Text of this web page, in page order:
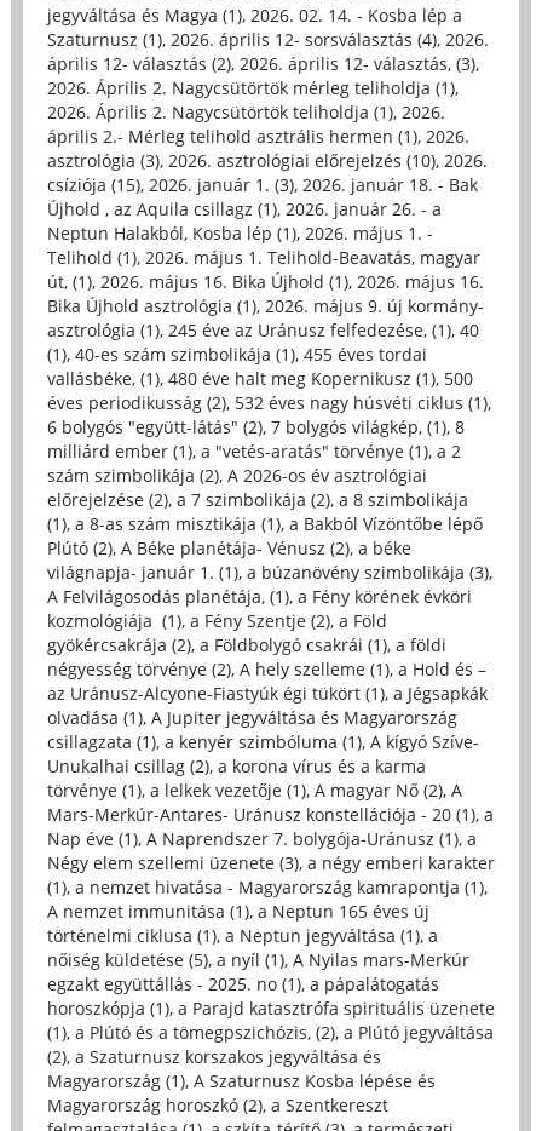
jegyváltása és Magya (1), 2026. 02. 14. - Kosba lép a
Szaturnusz (1), 2026. április 12- sorsválasztás (4), 2026.
április 12- választás (2), 2026. április 12- választás, (3),
2026. Április 2. Nagycsütörtök mérleg teliholdja (1),
2026. Április 2. Nagycsütörtök teliholdja (1), 2026.
április 2.- Mérleg telihold asztrális hermen (1), 2026.
asztrológia (3), 2026. asztrológiai előrejelzés (10), 2026.
csíziója (15), 2026. január 1. (3), 2026. január 18. - Bak
Újhold , az Aquila csillagz (1), 2026. január 26. - a
Neptun Halakból, Kosba lép (1), 2026. május 1. -
Telihold (1), 2026. május 1. Telihold-Beavatás, magyar
út, (1), 2026. május 16. Bika Újhold (1), 2026. május 16.
Bika Újhold asztrológia (1), 2026. május 9. új kormány-
asztrológia (1), 245 éve az Uránusz felfedezése, (1), 40
(1), 40-es szám szimbolikája (1), 455 éves tordai
vallásbéke, (1), 480 éve halt meg Kopernikusz (1), 500
éves periodikusság (2), 532 éves nagy húsvéti ciklus (1),
6 bolygós "együtt-látás" (2), 7 bolygós világkép, (1), 8
milliárd ember (1), a "vetés-aratás" törvénye (1), a 2
szám szimbolikája (2), A 2026-os év asztrológiai
előrejelzése (2), a 7 szimbolikája (2), a 8 szimbolikája
(1), a 8-as szám misztikája (1), a Bakból Vízöntőbe lépő
Plútó (2), A Béke planétája- Vénusz (2), a béke
világnapja- január 1. (1), a búzanövény szimbolikája (3),
A Felvilágosodás planétája, (1), a Fény körének évköri
kozmológiája (1), a Fény Szentje (2), a Föld
gyökércsakrája (2), a Földbolygó csakrái (1), a földi
négyesség törvénye (2), A hely szelleme (1), a Hold és –
az Uránusz-Alcyone-Fiastyúk égi tükört (1), a Jégsapkák
olvadása (1), A Jupiter jegyváltása és Magyarország
csillagzata (1), a kenyér szimbóluma (1), A kígyó Szíve-
Unukalhai csillag (2), a korona vírus és a karma
törvénye (1), a lelkek vezetője (1), A magyar Nő (2), A
Mars-Merkúr-Antares- Uránusz konstellációja - 20 (1), a
Nap éve (1), A Naprendszer 7. bolygója-Uránusz (1), a
Négy elem szellemi üzenete (3), a négy emberi karakter
(1), a nemzet hivatása - Magyarország kamrapontja (1),
A nemzet immunitása (1), a Neptun 165 éves új
történelmi ciklusa (1), a Neptun jegyváltása (1), a
nőiség küldetése (5), a nyíl (1), A Nyilas mars-Merkúr
egzakt együttállás - 2025. no (1), a pápalátogatás
horoszkópja (1), a Parajd katasztrófa spirituális üzenete
(1), a Plútó és a tömegpszichózis, (2), a Plútó jegyváltása
(2), a Szaturnusz korszakos jegyváltása és
Magyarország (1), A Szaturnusz Kosba lépése és
Magyarország horoszkó (2), a Szentkereszt